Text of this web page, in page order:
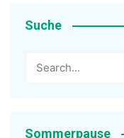
Suche
Sommerpause